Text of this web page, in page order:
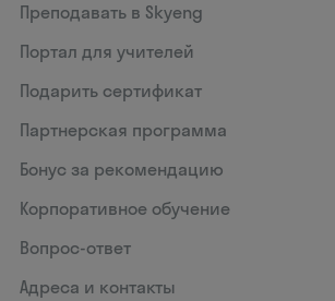
Преподавать в Skyeng
Портал для учителей
Подарить сертификат
Партнерская программа
Бонус за рекомендацию
Корпоративное обучение
Вопрос-ответ
Адреса и контакты